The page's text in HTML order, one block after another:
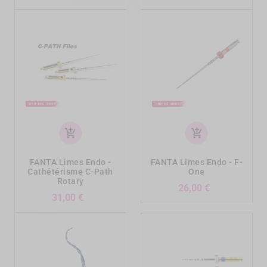
add_shopping_cart
FANTA Limes Endo -
Cathétérisme C-Path
Rotary
31,00 €
add_shopping_cart
FANTA Limes Endo - F-
One
26,00 €